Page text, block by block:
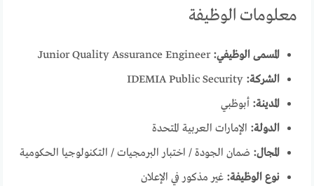
معلومات الوظيفة
المسمى الوظيفي: Junior Quality Assurance Engineer
الشركة: IDEMIA Public Security
المدينة: أبوظبي
الدولة: الإمارات العربية المتحدة
المجال: ضمان الجودة / اختبار البرمجيات / التكنولوجيا الحكومية
نوع الوظيفة: غير مذكور في الإعلان